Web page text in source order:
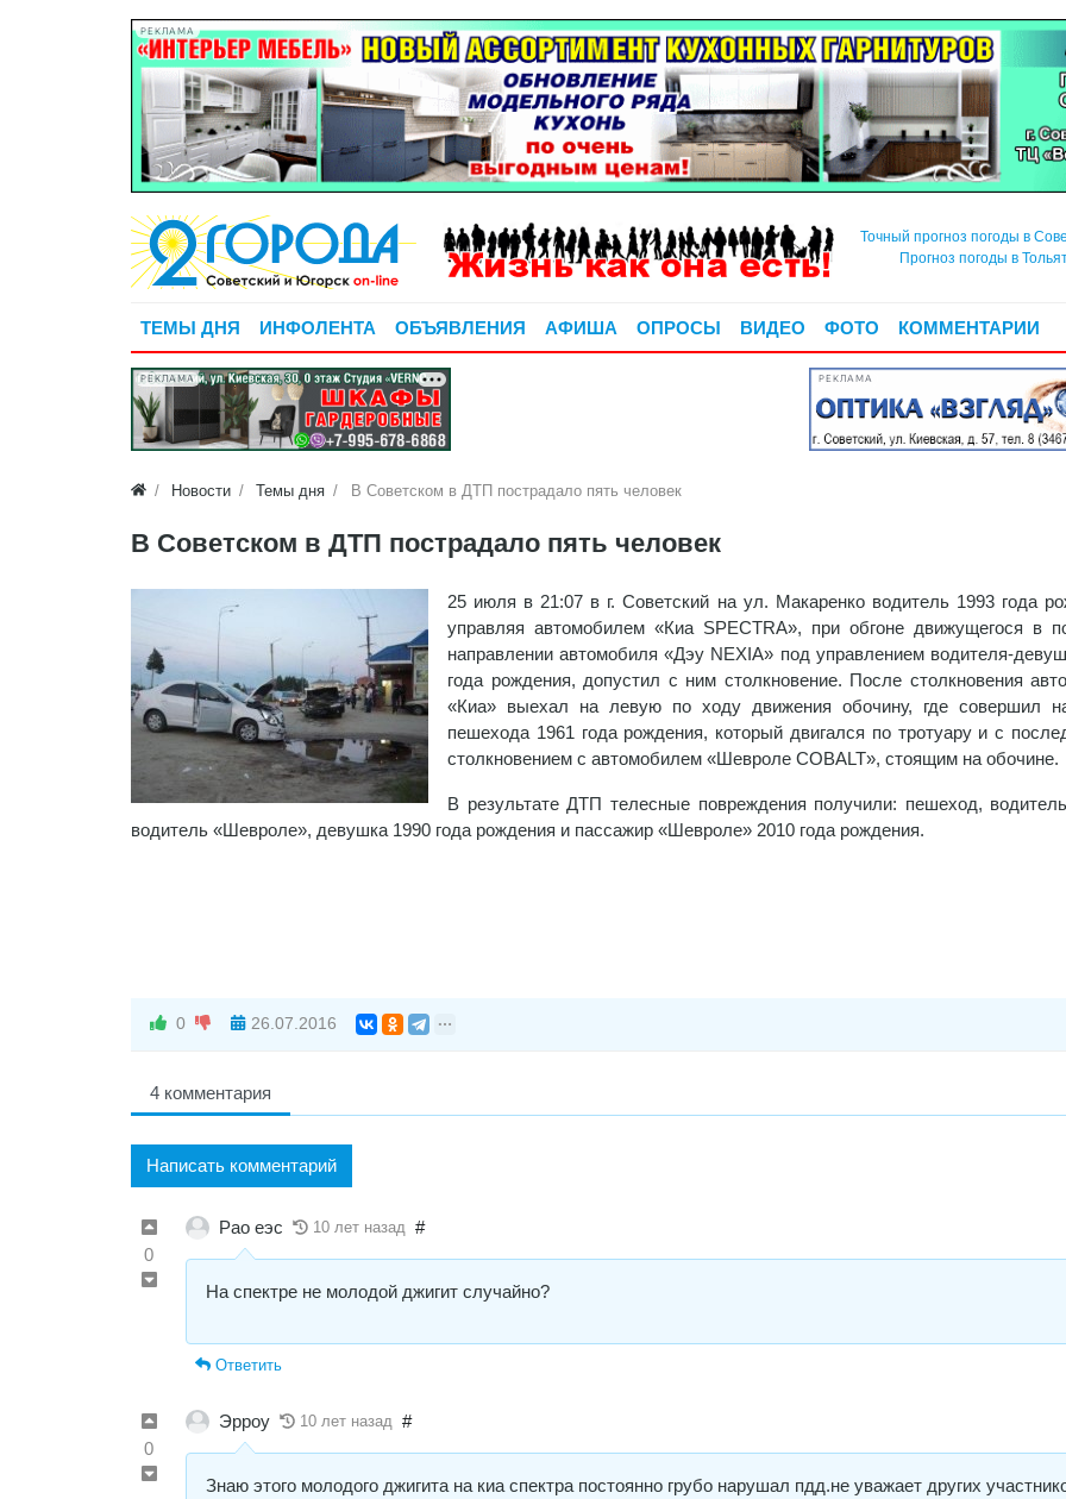
РЕКЛАМА
Точный прогноз погоды в
Прогноз погоды в
ТЕМЫ ДНЯ ИНФОЛЕНТА ОБЪЯВЛЕНИЯ АФИША ОПРОСЫ ВИДЕО ФОТО КОММЕНТАРИИ
РЕКЛАМА РЕКЛАМА
Новости Темы дня В Советском в ДТП пострадало пять человек
В Советском в ДТП пострадало пять человек
25 июля в 21:07 в г. Советский на ул. Макаренко водитель 1993 года
управляя автомобилем «Киа SPECTRA», при обгоне движущегося в
направлении автомобиля «Дэу NEXIA» под управлением водителя-
года рождения, допустил с ним столкновение. После столкновения
«Киа» выехал на левую по ходу движения обочину, где совершил
пешехода 1961 года рождения, который двигался по тротуару и с
столкновением с автомобилем «Шевроле COBALT», стоящим на обочине.
В результате ДТП телесные повреждения получили: пешеход,
водитель «Шевроле», девушка 1990 года рождения и пассажир «Шевроле» 2010 года рождения.
0 26.07.2016
4 комментария
Написать комментарий
0
Рао еэс 10 лет назад #
На спектре не молодой джигит случайно?
Ответить
0
Эрроу 10 лет назад #
Знаю этого молодого джигита на киа спектра постоянно грубо нарушал пдд.не уважает других